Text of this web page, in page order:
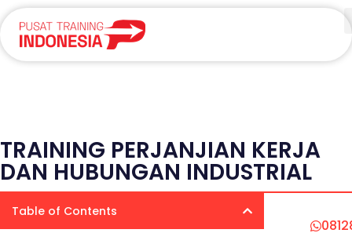
TRAINING PERJANJIAN KERJA
DAN HUBUNGAN INDUSTRIAL
Table of Contents